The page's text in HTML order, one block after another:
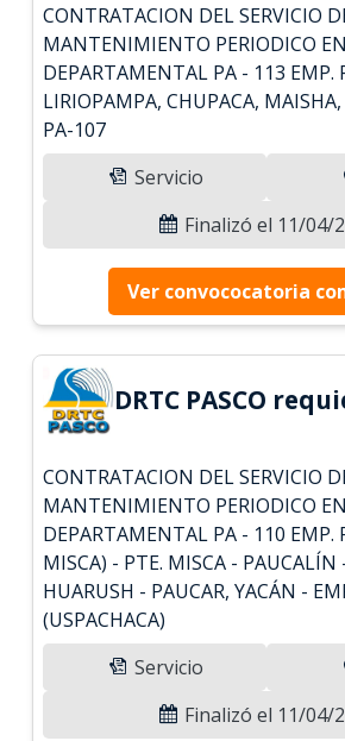
CONTRATACION DEL SERVICIO
MANTENIMIENTO PERIODICO
DEPARTAMENTAL PA - 113 EMP.
LIRIOPAMPA, CHUPACA,
PA-107
Servicio
Finalizó el 11/04/
Ver convococatoria
DRTC PASCO
CONTRATACION DEL SERVICIO
MANTENIMIENTO PERIODICO
DEPARTAMENTAL PA - 110 EMP.
MISCA) - PTE. MISCA - PAUCALÍN
HUARUSH - PAUCAR, YACÁN -
(USPACHACA)
Servicio
Finalizó el 11/04/